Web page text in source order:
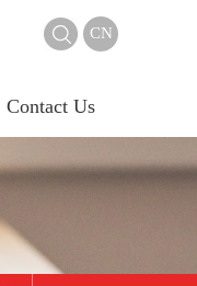
CN
Contact Us